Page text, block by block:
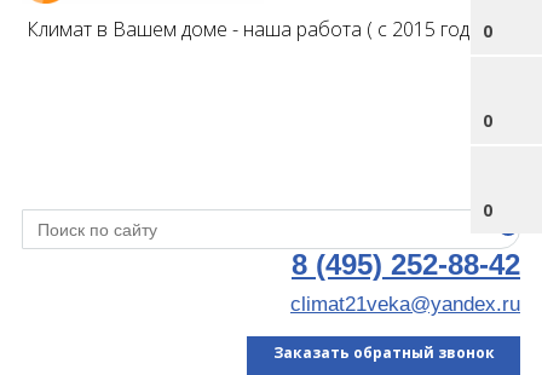
0
0
0
Климат в Вашем доме - наша работа ( с 2015 года )
8 (495) 252-88-42
climat21veka@yandex.ru
Заказать обратный звонок